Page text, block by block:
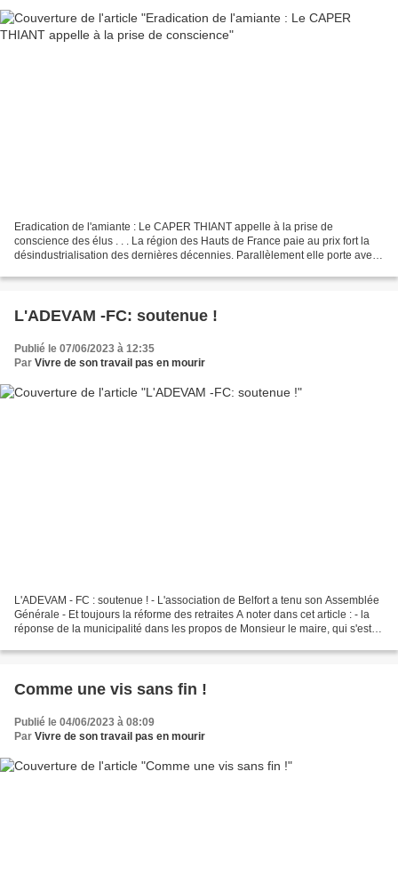
Eradication de l'amiante : Le CAPER THIANT appelle à la prise de
conscience des élus . . . La région des Hauts de France paie au prix fort la
désindustrialisation des dernières décennies. Parallèlement elle porte avec
L'ADEVAM -FC: soutenue !
Publié le 07/06/2023 à 12:35
Par Vivre de son travail pas en mourir
L'ADEVAM - FC : soutenue ! - L'association de Belfort a tenu son Assemblée
Générale - Et toujours la réforme des retraites A noter dans cet article : - la
réponse de la municipalité dans les propos de Monsieur le maire, qui s'est
Comme une vis sans fin !
Publié le 04/06/2023 à 08:09
Par Vivre de son travail pas en mourir